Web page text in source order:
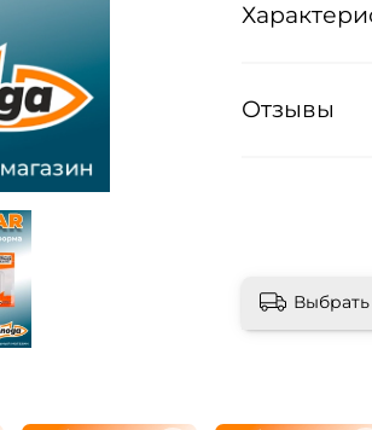
Отзывы
Выбрать